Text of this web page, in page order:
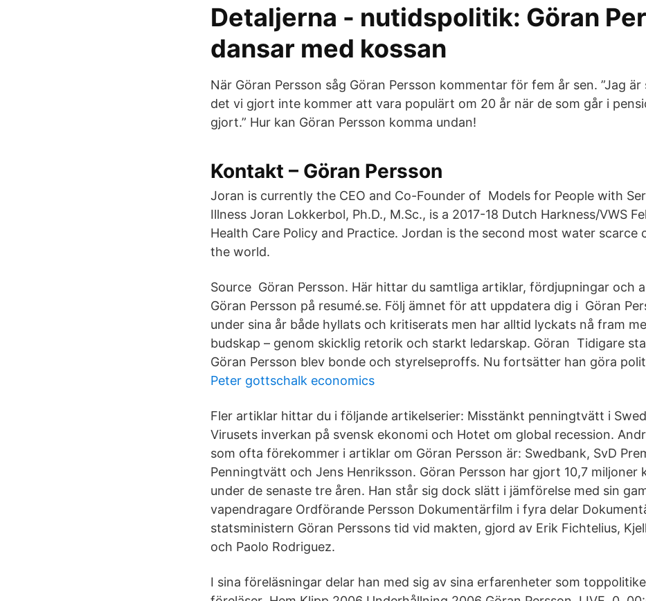
Detaljerna - nutidspolitik: Göran
dansar med kossan
När Göran Persson såg Göran Persson kommentar för fem år sen. ”Jag
det vi gjort inte kommer att vara populärt om 20 år när de som går i
gjort.” Hur kan Göran Persson komma undan!
Kontakt – Göran Persson
Joran is currently the CEO and Co-Founder of Models for People with
Illness Joran Lokkerbol, Ph.D., M.Sc., is a 2017-18 Dutch Harkness/VWS
Health Care Policy and Practice. Jordan is the second most water scarce
the world.
Source Göran Persson. Här hittar du samtliga artiklar, fördjupningar och
Göran Persson på resumé.se. Följ ämnet för att uppdatera dig i Göran
under sina år både hyllats och kritiserats men har alltid lyckats nå fram
budskap – genom skicklig retorik och starkt ledarskap. Göran Tidigare
Göran Persson blev bonde och styrelseproffs. Nu fortsätter han göra
Peter gottschalk economics
Fler artiklar hittar du i följande artikelserier: Misstänkt penningtvätt i
Virusets inverkan på svensk ekonomi och Hotet om global recession.
som ofta förekommer i artiklar om Göran Persson är: Swedbank, SvD
Penningtvätt och Jens Henriksson. Göran Persson har gjort 10,7 miljoner
under de senaste tre åren. Han står sig dock slätt i jämförelse med sin
vapendragare Ordförande Persson Dokumentärfilm i fyra delar
statsministern Göran Perssons tid vid makten, gjord av Erik Fichtelius,
och Paolo Rodriguez.
I sina föreläsningar delar han med sig av sina erfarenheter som